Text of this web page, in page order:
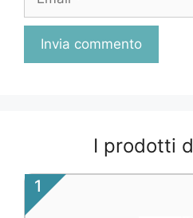
I prodotti
1